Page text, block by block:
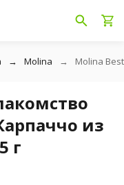
Molina Molina
из
г